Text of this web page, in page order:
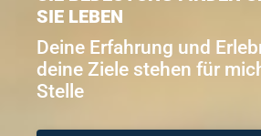
SIE LEBEN
Deine Erfahrung und
deine Ziele stehen für
Stelle